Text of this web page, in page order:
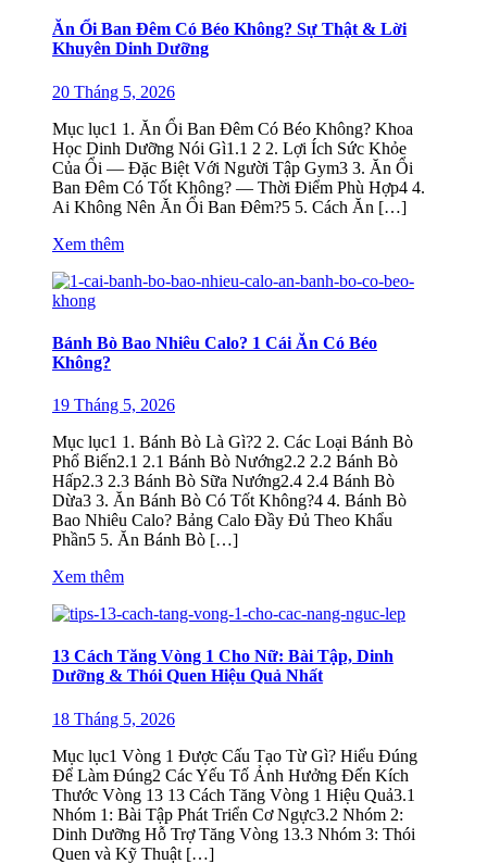
Ăn Ổi Ban Đêm Có Béo Không? Sự Thật & Lời
Khuyên Dinh Dưỡng
20 Tháng 5, 2026
Mục lục1 1. Ăn Ổi Ban Đêm Có Béo Không? Khoa
Học Dinh Dưỡng Nói Gì1.1 2 2. Lợi Ích Sức Khỏe
Của Ổi — Đặc Biệt Với Người Tập Gym3 3. Ăn Ổi
Ban Đêm Có Tốt Không? — Thời Điểm Phù Hợp4 4.
Ai Không Nên Ăn Ổi Ban Đêm?5 5. Cách Ăn […]
Xem thêm
Bánh Bò Bao Nhiêu Calo? 1 Cái Ăn Có Béo
Không?
19 Tháng 5, 2026
Mục lục1 1. Bánh Bò Là Gì?2 2. Các Loại Bánh Bò
Phổ Biến2.1 2.1 Bánh Bò Nướng2.2 2.2 Bánh Bò
Hấp2.3 2.3 Bánh Bò Sữa Nướng2.4 2.4 Bánh Bò
Dừa3 3. Ăn Bánh Bò Có Tốt Không?4 4. Bánh Bò
Bao Nhiêu Calo? Bảng Calo Đầy Đủ Theo Khẩu
Phần5 5. Ăn Bánh Bò […]
Xem thêm
13 Cách Tăng Vòng 1 Cho Nữ: Bài Tập, Dinh
Dưỡng & Thói Quen Hiệu Quả Nhất
18 Tháng 5, 2026
Mục lục1 Vòng 1 Được Cấu Tạo Từ Gì? Hiểu Đúng
Để Làm Đúng2 Các Yếu Tố Ảnh Hưởng Đến Kích
Thước Vòng 13 13 Cách Tăng Vòng 1 Hiệu Quả3.1
Nhóm 1: Bài Tập Phát Triển Cơ Ngực3.2 Nhóm 2:
Dinh Dưỡng Hỗ Trợ Tăng Vòng 13.3 Nhóm 3: Thói
Quen và Kỹ Thuật […]